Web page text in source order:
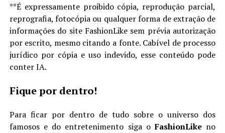
**É expressamente proibido cópia, reprodução parcial,
reprografia, fotocópia ou qualquer forma de extração de
informações do site FashionLike sem prévia autorização
por escrito, mesmo citando a fonte. Cabível de processo
jurídico por cópia e uso indevido, esse conteúdo pode
conter IA.
Fique por dentro!
Para ficar por dentro de tudo sobre o universo dos
famosos e do entretenimento siga oFashionLike no